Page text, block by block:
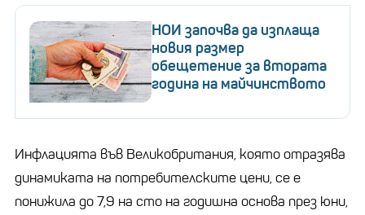
НОИ започва да изплаща
новия размер
обещетение за втората
година на майчинството
Инфлацията във Великобритания, която отразява
динамиката на потребителските цени, се е
понижила до 7,9 на сто на годишна основа през юни,